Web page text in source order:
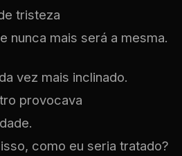
tristeza
nunca mais será a mesma.
vez mais inclinado.
provocava
como eu seria tratado?